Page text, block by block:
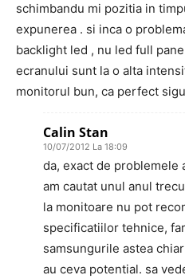
schimbandu mi pozitia in
expunerea . si inca o
backlight led , nu led full
ecranului sunt la o alta
monitorul bun, ca perfect
Calin Stan
10/07/2012 La 18:09
da, exact de problemele
am cautat unul anul
la monitoare nu pot
specificatiilor tehnice,
samsungurile astea
au ceva potential. sa